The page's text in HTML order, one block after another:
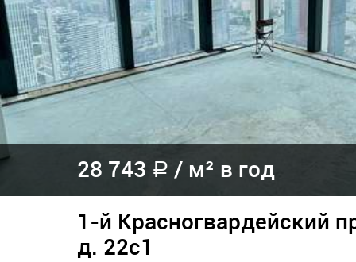
28 743 a / м² в год
1-й Красногвардейский
д. 22с1